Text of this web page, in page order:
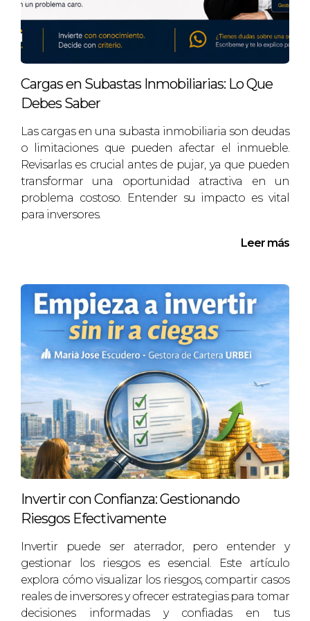
menos del valor real. Al ver cómo otros
pujadores competían ferozmente, dejó que la
adrenalina lo guiara y terminó pagando
mucho más de lo planeado. Después se dio
cuenta de que había dejado escapar
oportunidades más rentables debido a su
cómo dejarse llevar por las emociones puede
costarte caro.
DECIDIR LA SALIDA
ANTES DE PUJAR
Antes de levantar la mano en una subasta,
debes tener claro qué harás con el activo
adquirido. Las opciones incluyen:
Alquiler a largo plazo.
Alquiler turístico o corta duración.
House flipping (compra, reforma y venta).
Cada modelo tiene implicaciones diferentes
sobre tu estrategia de puja máxima. Por
ejemplo, si planeas alquilar a largo plazo,
deberías considerar el retorno sobre la
inversión en función del alquiler mensual
esperado. Si optas por house flipping,
necesitarás calcular los costos de reforma y el
tiempo hasta la venta.
Caso Práctico 3: La estrategia de Marta
Marta tenía claro desde el principio que
Cargas en Subastas Inmobiliarias: Lo Que
Debes Saber
Las cargas en una subasta inmobiliaria son deudas
o limitaciones que pueden afectar el inmueble.
Revisarlas es crucial antes de pujar, ya que pueden
transformar una oportunidad atractiva en un
problema costoso. Entender su impacto es vital
para inversores.
Leer más
Invertir con Confianza: Gestionando
Riesgos Efectivamente
Invertir puede ser aterrador, pero entender y
gestionar los riesgos es esencial. Este artículo
explora cómo visualizar los riesgos, compartir casos
reales de inversores y ofrecer estrategias para tomar
decisiones informadas y confiadas en tus